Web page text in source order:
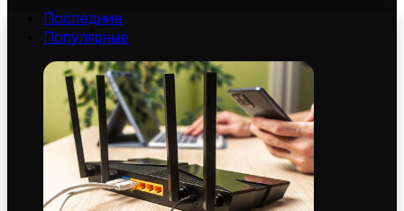
Последние
Популярные